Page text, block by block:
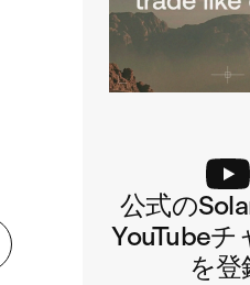
公式の
YouTubeチ
を登